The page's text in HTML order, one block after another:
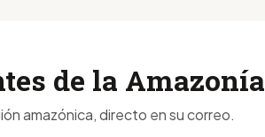
de la Amazonía
amazónica, directo en su correo.